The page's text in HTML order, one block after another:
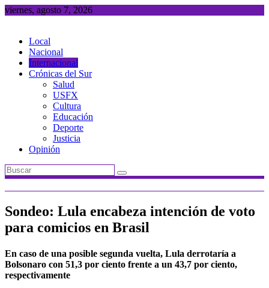
Saltar
viernes, agosto 7, 2026
Local
Nacional
Internacional
Crónicas del Sur
Salud
USFX
Cultura
Educación
Deporte
Justicia
Opinión
Sondeo: Lula encabeza intención de voto
para comicios en Brasil
En caso de una posible segunda vuelta, Lula derrotaría a
Bolsonaro con 51,3 por ciento frente a un 43,7 por ciento,
respectivamente